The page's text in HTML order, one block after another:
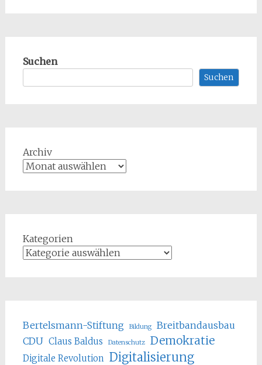
Suchen
Suchen
Archiv
Kategorien
Bertelsmann-Stiftung Bildung
Breitbandausbau
CDU Claus Baldus Datenschutz Demokratie
Digitale Revolution Digitalisierung